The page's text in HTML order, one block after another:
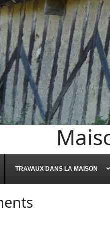
TRAVAUX DANS LA MAISON